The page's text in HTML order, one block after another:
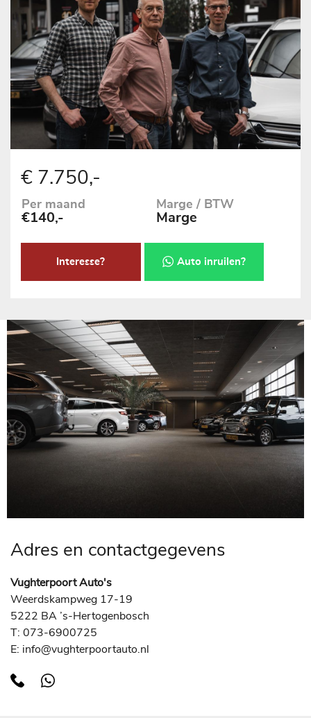
€ 7.750,-
Per maand
€140,-
Marge / BTW
Marge
Interesse? Auto inruilen?
Adres en contactgegevens
Vughterpoort Auto's
Weerdskampweg 17-19
5222 BA ’s-Hertogenbosch
T: 073-6900725
E: info@vughterpoortauto.nl